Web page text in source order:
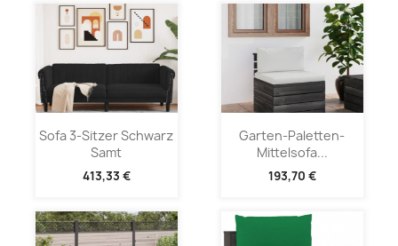
Sofa 3-Sitzer Schwarz
Samt
413,33 €
Garten-Paletten-
Mittelsofa...
193,70 €